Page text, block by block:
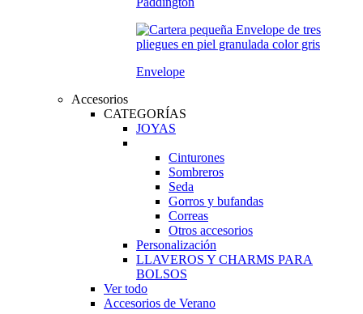
Envelope
Accesorios
CATEGORÍAS
JOYAS
Cinturones
Sombreros
Seda
Gorros y bufandas
Correas
Otros accesorios
Personalización
LLAVEROS Y CHARMS PARA
BOLSOS
Ver todo
Accesorios de Verano